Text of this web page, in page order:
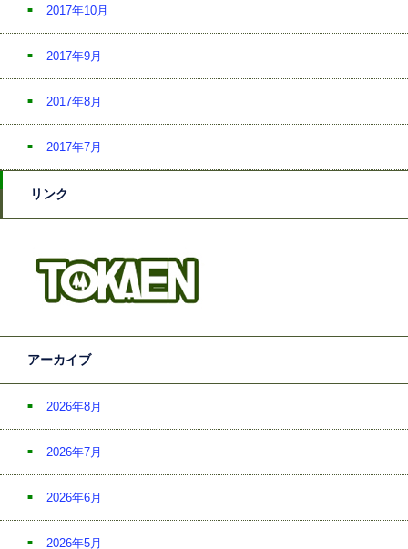
2017年10月
2017年9月
2017年8月
2017年7月
リンク
アーカイブ
2026年8月
2026年7月
2026年6月
2026年5月